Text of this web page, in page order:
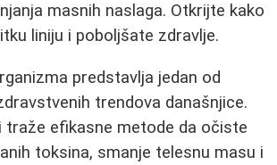
masnih naslaga. Otkrijte kako
liniju i poboljšate zdravlje.
predstavlja jedan od
trendova današnjice.
traže efikasne metode da očiste
toksina, smanje telesnu masu i